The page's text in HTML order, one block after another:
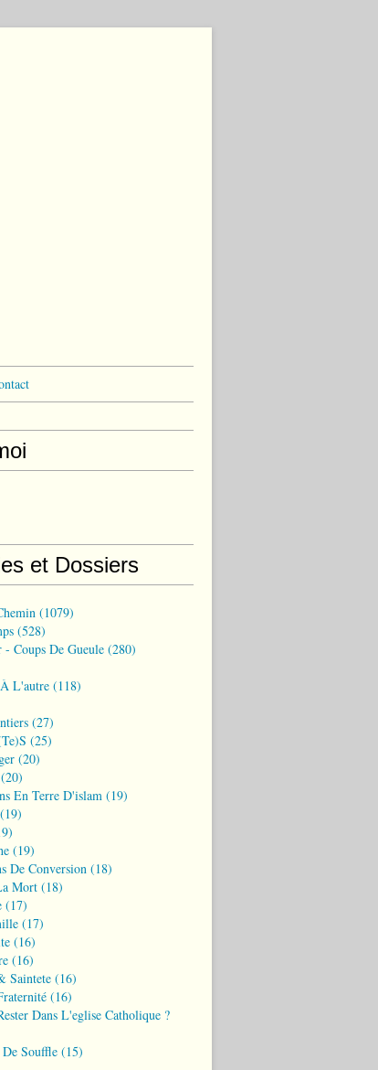
et Dossiers
(1079)
(528)
Coups De Gueule (280)
L'autre (118)
(27)
(25)
(20)
(20)
En Terre D'islam (19)
(19)
(19)
De Conversion (18)
Mort (18)
(17)
(17)
(16)
(16)
Saintete (16)
(16)
Dans L'eglise Catholique ?
Souffle (15)